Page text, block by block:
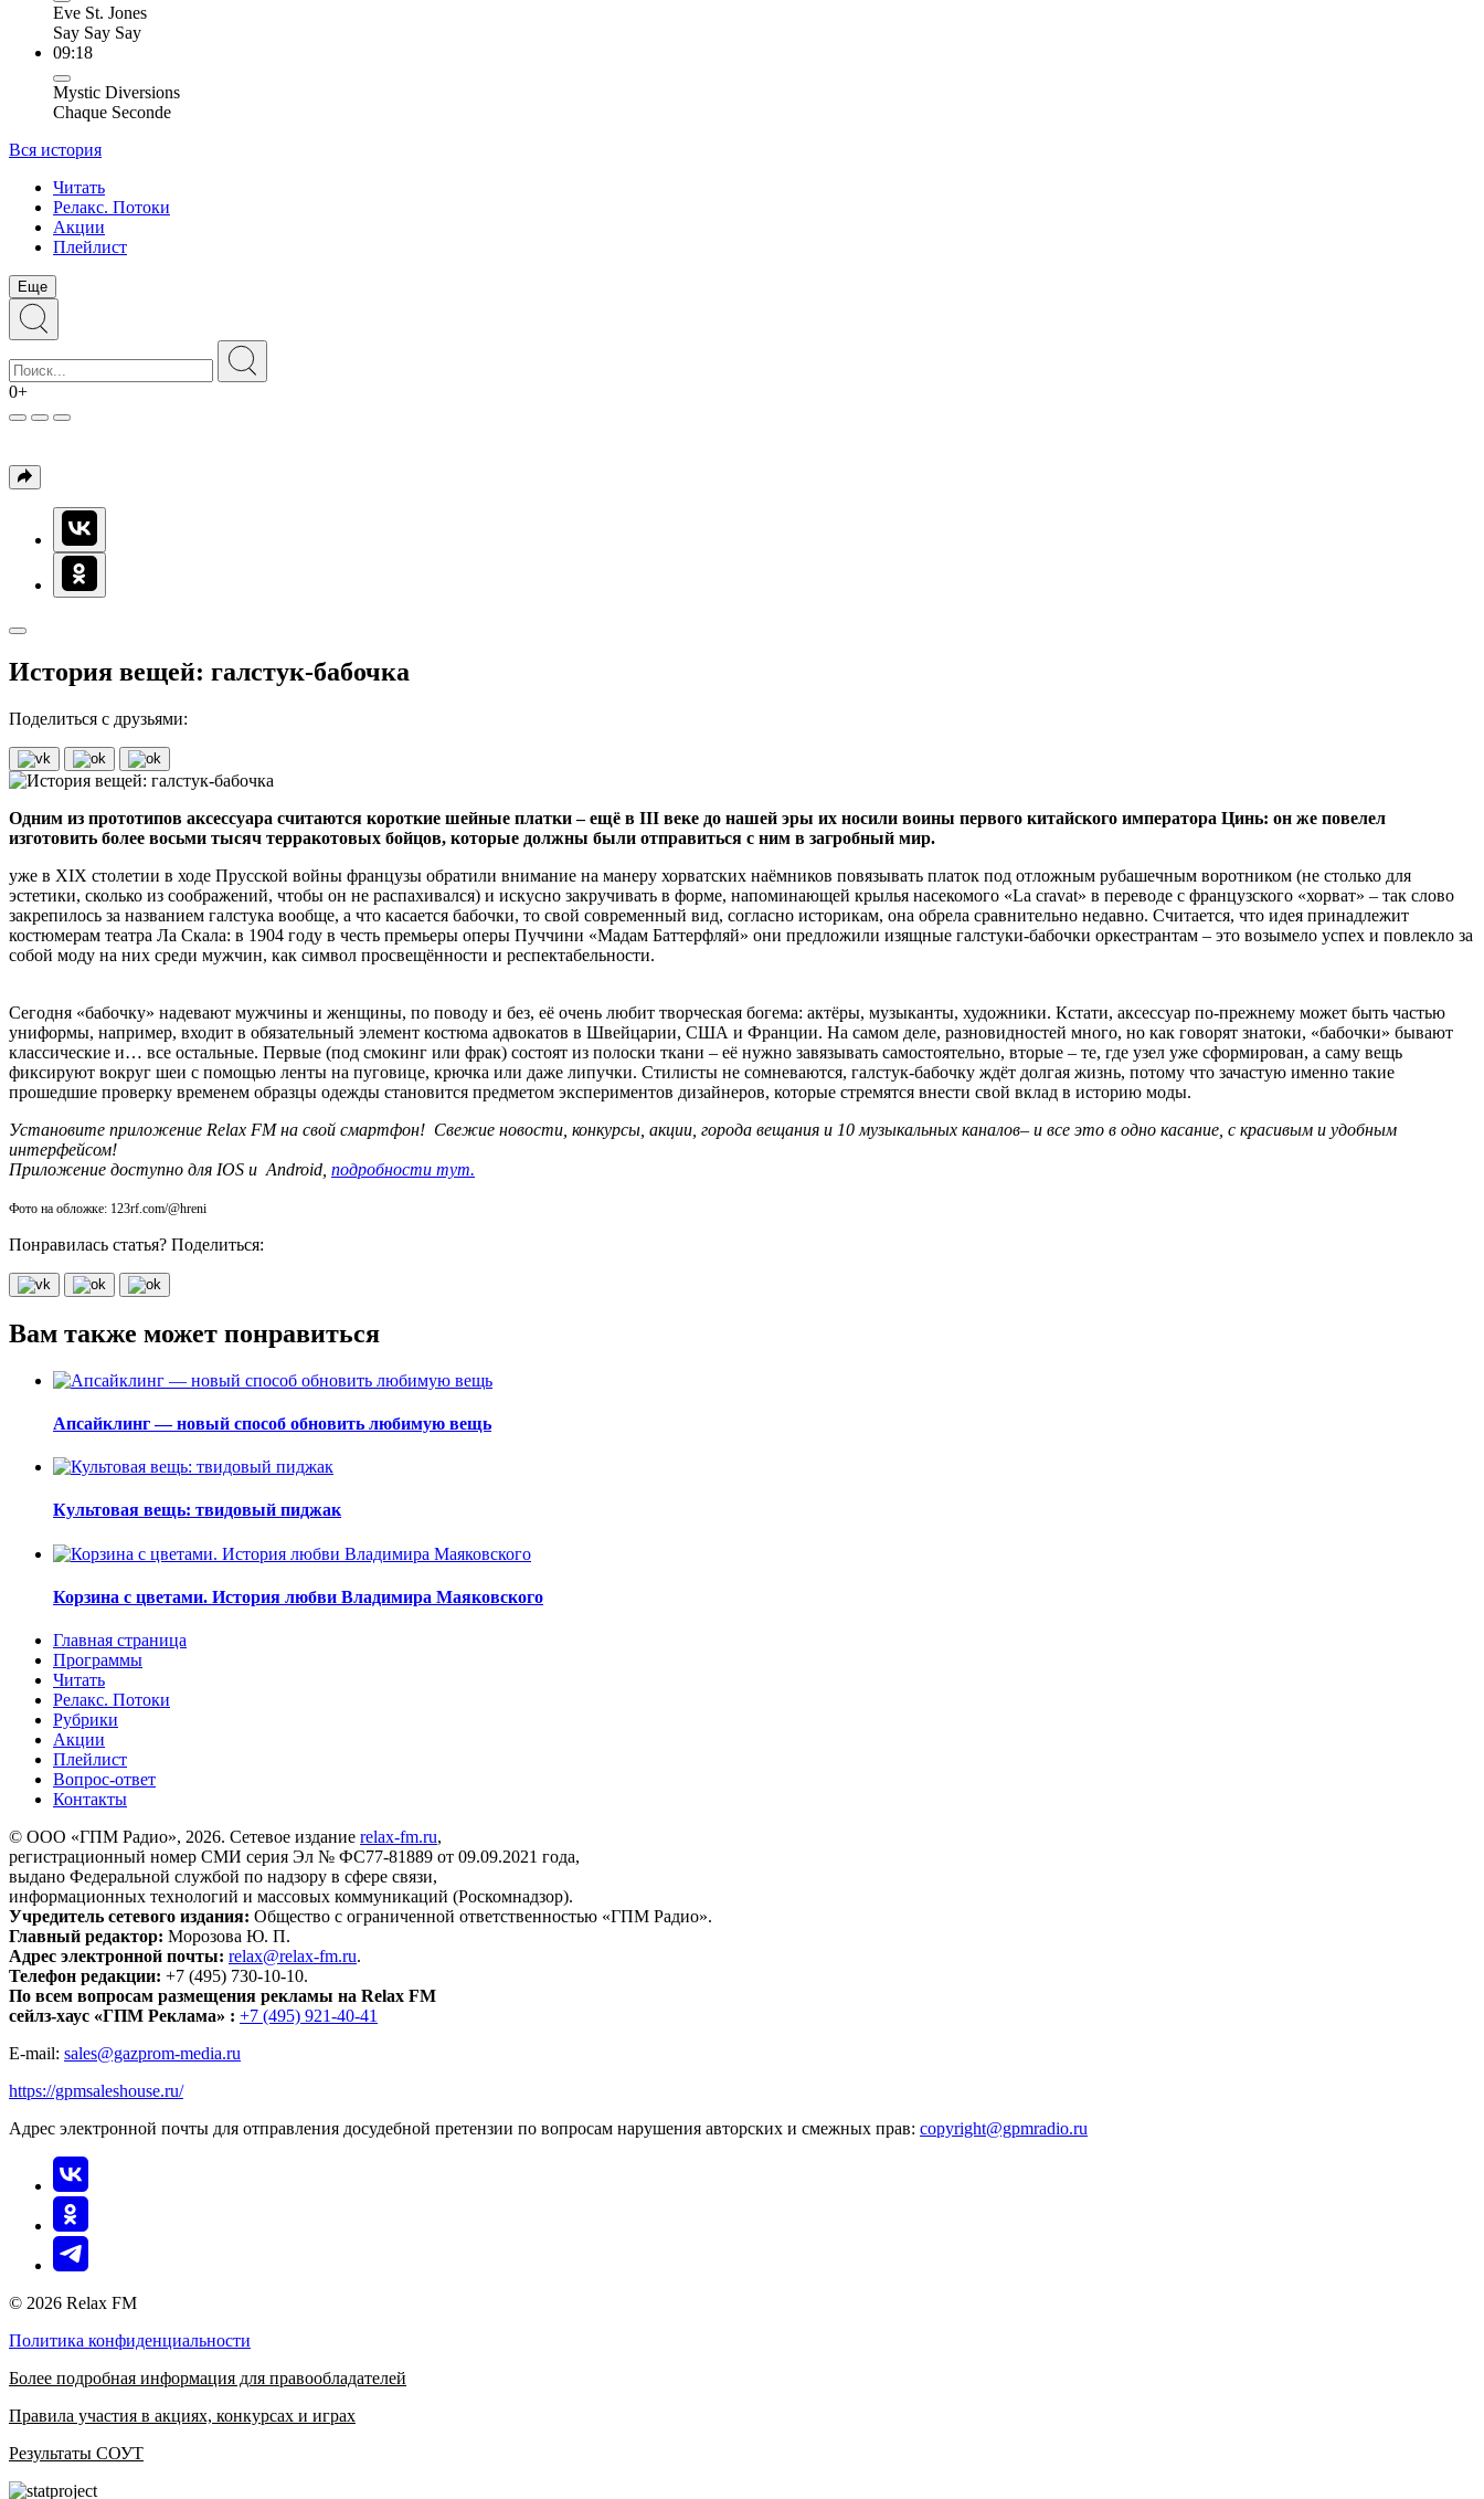
Eve St. Jones
Say Say Say
09:18
Mystic Diversions
Chaque Seconde
Вся история
Читать
Релакс. Потоки
Акции
Плейлист
Еще
0+
История вещей: галстук-бабочка
Поделиться с друзьями:
Одним из прототипов аксессуара считаются короткие шейные платки – ещё в III веке до нашей эры их носили воины первого китайского императора Цинь: он же повелел
изготовить более восьми тысяч терракотовых бойцов, которые должны были отправиться с ним в загробный мир.
уже в XIX столетии в ходе Прусской войны французы обратили внимание на манеру хорватских наёмников повязывать платок под отложным рубашечным воротником (не столько для
эстетики, сколько из соображений, чтобы он не распахивался) и искусно закручивать в форме, напоминающей крылья насекомого «La cravat» в переводе с французского «хорват» – так слово
закрепилось за названием галстука вообще, а что касается бабочки, то свой современный вид, согласно историкам, она обрела сравнительно недавно. Считается, что идея принадлежит
костюмерам театра Ла Скала: в 1904 году в честь премьеры оперы Пуччини «Мадам Баттерфляй» они предложили изящные галстуки-бабочки оркестрантам – это возымело успех и повлекло за
собой моду на них среди мужчин, как символ просвещённости и респектабельности.
Сегодня «бабочку» надевают мужчины и женщины, по поводу и без, её очень любит творческая богема: актёры, музыканты, художники. Кстати, аксессуар по-прежнему может быть частью
униформы, например, входит в обязательный элемент костюма адвокатов в Швейцарии, США и Франции. На самом деле, разновидностей много, но как говорят знатоки, «бабочки» бывают
классические и… все остальные. Первые (под смокинг или фрак) состоят из полоски ткани – её нужно завязывать самостоятельно, вторые – те, где узел уже сформирован, а саму вещь
фиксируют вокруг шеи с помощью ленты на пуговице, крючка или даже липучки. Стилисты не сомневаются, галстук-бабочку ждёт долгая жизнь, потому что зачастую именно такие
прошедшие проверку временем образцы одежды становится предметом экспериментов дизайнеров, которые стремятся внести свой вклад в историю моды.
Установите приложение Relax FM на свой смартфон! Свежие новости, конкурсы, акции, города вещания и 10 музыкальных каналов– и все это в одно касание, с красивым и удобным
интерфейсом!
Приложение доступно для IOS и Android, подробности тут.
Фото на обложке: 123rf.com/@hreni
Понравилась статья? Поделиться:
Вам также может понравиться
Апсайклинг — новый способ обновить любимую вещь
Культовая вещь: твидовый пиджак
Корзина с цветами. История любви Владимира Маяковского
Главная страница
Программы
Читать
Релакс. Потоки
Рубрики
Акции
Плейлист
Вопрос-ответ
Контакты
© ООО «ГПМ Радио», 2026. Сетевое издание relax-fm.ru,
регистрационный номер СМИ серия Эл № ФС77-81889 от 09.09.2021 года,
выдано Федеральной службой по надзору в сфере связи,
информационных технологий и массовых коммуникаций (Роскомнадзор).
Учредитель сетевого издания: Общество с ограниченной ответственностью «ГПМ Радио».
Главный редактор: Морозова Ю. П.
Адрес электронной почты: relax@relax-fm.ru.
Телефон редакции: +7 (495) 730-10-10.
По всем вопросам размещения рекламы на Relax FM
сейлз-хаус «ГПМ Реклама» : +7 (495) 921-40-41
E-mail: sales@gazprom-media.ru
https://gpmsaleshouse.ru/
Адрес электронной почты для отправления досудебной претензии по вопросам нарушения авторских и смежных прав: copyright@gpmradio.ru
© 2026 Relax FM
Политика конфиденциальности
Более подробная информация для правообладателей
Правила участия в акциях, конкурсах и играх
Результаты СОУТ